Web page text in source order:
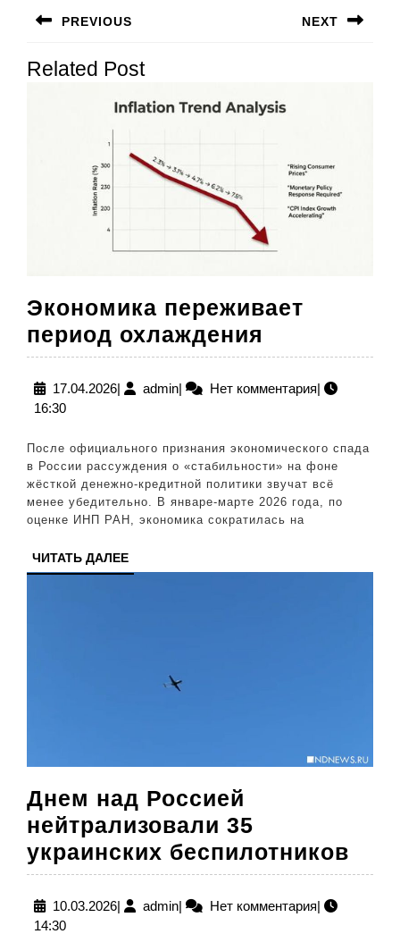
по
записям
PREVIOUS
запись:
NEXT
Related Post
Экономика переживает
период охлаждения
период
17.04.202617.04.2026
| adminadmin
| Нет комментария|
16:30
После официального признания экономического спада
в России рассуждения о «стабильности» на фоне
жёсткой денежно-кредитной политики звучат всё
менее убедительно. В январе-марте 2026 года, по
оценке ИНП РАН, экономика сократилась на
ЧИТАТЬ ДАЛЕЕЧИТАТЬ
ДАЛЕЕ
Днем над Россией
нейтрализовали 35
украинских беспилотников
над
10.03.202610.03.2026
| adminadmin
| Нет комментария|
14:30